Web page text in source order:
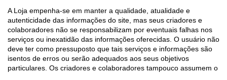
A Loja empenha-se em manter a qualidade, atualidade e
autenticidade das informações do site, mas seus criadores e
colaboradores não se responsabilizam por eventuais falhas nos
serviços ou inexatidão das informações oferecidas. O usuário não
deve ter como pressuposto que tais serviços e informações são
isentos de erros ou serão adequados aos seus objetivos
particulares. Os criadores e colaboradores tampouco assumem o